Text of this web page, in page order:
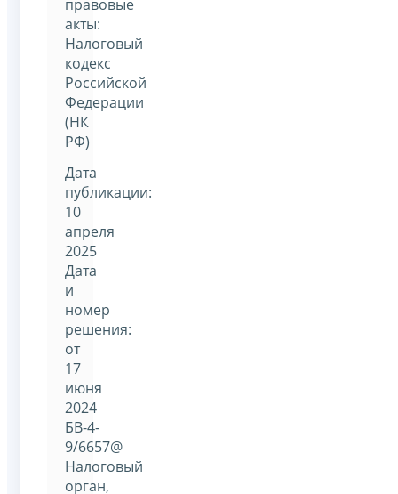
правовые
акты:
Налоговый
кодекс
Российской
Федерации
(НК
РФ)
Дата
публикации:
10
апреля
2025
Дата
и
номер
решения:
от
17
июня
2024
БВ-4-
9/6657@
Налоговый
орган,